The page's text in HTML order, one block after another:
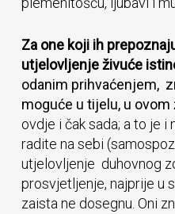
Za one koji ih
utjelovljenje živuće
odanim prihvaćenjem,
moguće u tijelu, u ovom
ovdje i čak sada; a to je i
radite na sebi
utjelovljenje duhovnog
prosvjetljenje, najprije u
zaista ne dosegnu. Oni